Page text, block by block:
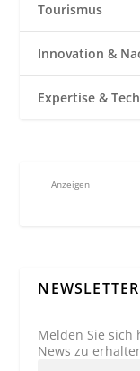
Tourismus
Innovation &
Expertise &
Anzeigen
NEWSLETTER
Melden Sie
News zu